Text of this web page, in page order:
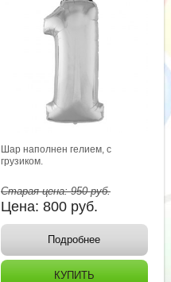
Шар наполнен гелием, с
грузиком.
Старая цена:950руб.
Цена: 800 руб.
Подробнее
КУПИТЬ